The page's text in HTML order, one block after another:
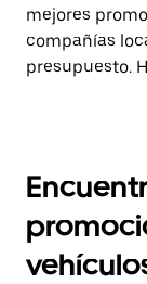
mejores
compañías
presupuesto.